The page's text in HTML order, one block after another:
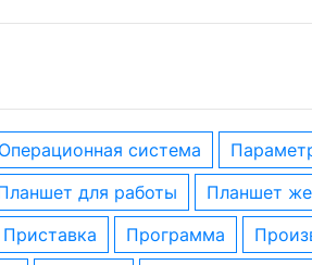
операционная система
планшет для работы планшет
приставка программа